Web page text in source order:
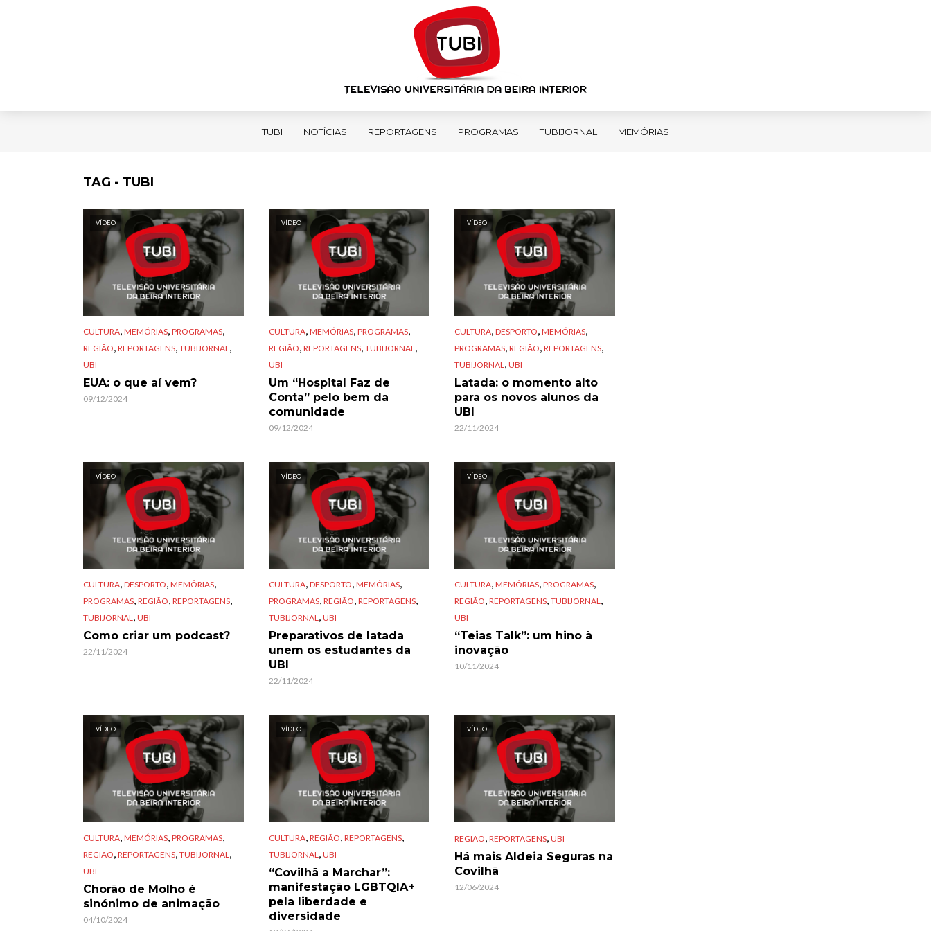
TUBI NOTÍCIAS REPORTAGENS PROGRAMAS TUBIJORNAL MEMÓRIAS
TAG - TUBI
VÍDEO
CULTURA MEMÓRIAS PROGRAMAS
REGIÃO REPORTAGENS TUBIJORNAL
UBI
EUA: o que aí vem?
09/12/2024
VÍDEO
CULTURA MEMÓRIAS, PROGRAMAS,
REGIÃO REPORTAGENS, TUBIJORNAL
UBI
Um “Hospital Faz de
Conta” pelo bem da
comunidade
09/12/2024
VÍDEO
CULTURA DESPORTO MEMÓRIAS,
PROGRAMAS, REGIÃO REPORTAGENS,
TUBIJORNAL UBI
Latada: o momento alto
para os novos alunos da
UBI
22/11/2024
VÍDEO
CULTURA, DESPORTO, MEMÓRIAS,
PROGRAMAS, REGIÃO, REPORTAGENS,
TUBIJORNAL, UBI
Como criar um podcast?
22/11/2024
VÍDEO
CULTURA, DESPORTO, MEMÓRIAS,
PROGRAMAS, REGIÃO, REPORTAGENS,
TUBIJORNAL, UBI
Preparativos de latada
unem os estudantes da
UBI
22/11/2024
VÍDEO
CULTURA, MEMÓRIAS, PROGRAMAS,
REGIÃO, REPORTAGENS, TUBIJORNAL,
UBI
“Teias Talk”: um hino à
inovação
10/11/2024
VÍDEO
CULTURA MEMÓRIAS PROGRAMAS
REGIÃO REPORTAGENS TUBIJORNAL
UBI
Chorão de Molho é
sinónimo de animação
04/10/2024
VÍDEO
CULTURA REGIÃO REPORTAGENS,
TUBIJORNAL UBI
“Covilhã a Marchar”:
manifestação LGBTQIA+
pela liberdade e
diversidade
VÍDEO
REGIÃO REPORTAGENS, UBI
Há mais Aldeia Seguras na
Covilhã
12/06/2024